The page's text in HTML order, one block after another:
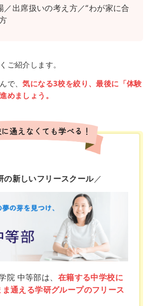
／出席扱いの考え方／“わが家に合
ご紹介します。
で、気になる3校を絞り、最後に「体験
めましょう。
通えなくても学べる！
の新しいフリースクール／
院 中等部は、 在籍する中学校に
通える学研グループのフリース